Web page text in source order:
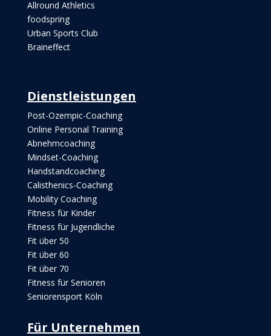
Allround Athletics
foodspring
Urban Sports Club
Braineffect
Dienstleistungen
Post-Ozempic-Coaching
Online Personal Training
Abnehmcoaching
Mindset-Coaching
Handstandcoaching
Calisthenics-Coaching
Mobility Coaching
Fitness für Kinder
Fitness für Jugendliche
Fit über 50
Fit über 60
Fit über 70
Fitness für Senioren
Seniorensport Köln
Für Unternehmen